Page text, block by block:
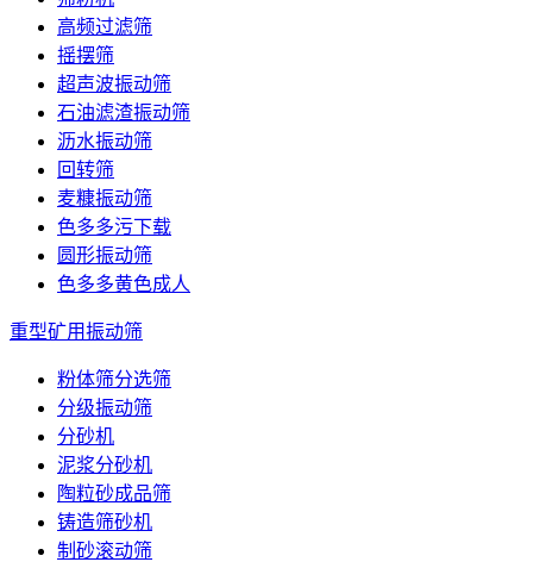
高频过滤筛
摇摆筛
超声波振动筛
石油滤渣振动筛
沥水振动筛
回转筛
麦糠振动筛
色多多污下载
圆形振动筛
色多多黄色成人
重型矿用振动筛
粉体筛分选筛
分级振动筛
分砂机
泥浆分砂机
陶粒砂成品筛
铸造筛砂机
制砂滚动筛